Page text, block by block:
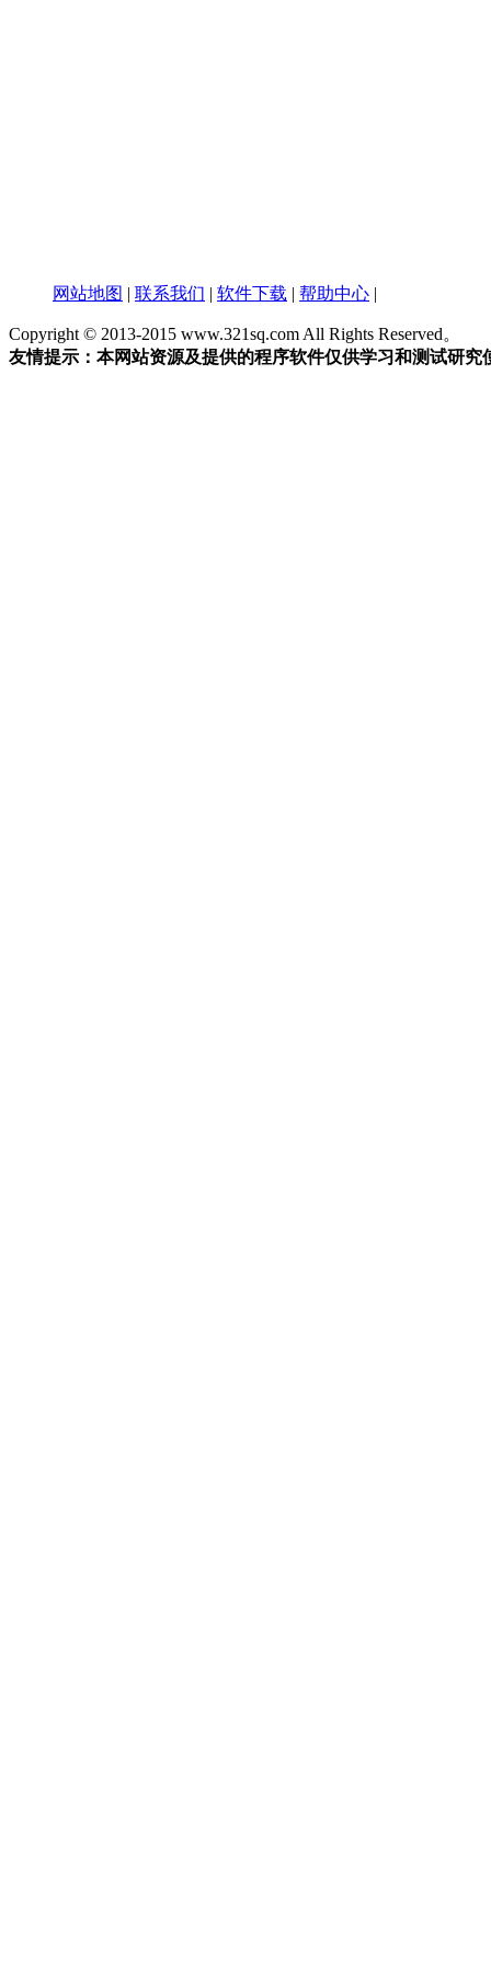
网站地图 | 联系我们 | 软件下载 | 帮助中心 |
Copyright © 2013-2015 www.321sq.com All Rights Reserved。
友情提示：本网站资源及提供的程序软件仅供学习和测试研